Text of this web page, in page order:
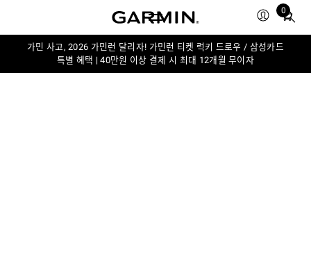
0
Total
in
가민 사고, 2026 가민런 달리자! 가민런 티켓 럭키 드로우 / 삼성카드
특별 혜택 | 40만원 이상 결제 시 최대 12개월 무이자